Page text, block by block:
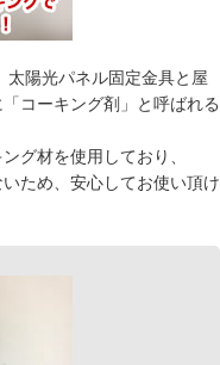
太陽光パネル固定金具と屋
コーキング剤」と呼ばれる
グ材を使用しており、
ため、安心してお使い頂け